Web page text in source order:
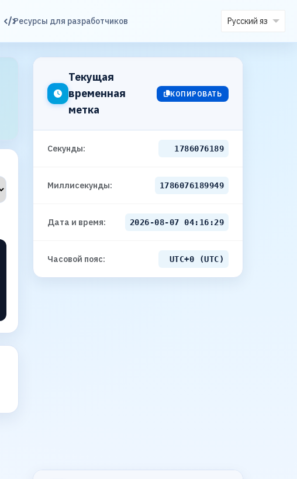
Ресурсы для разработчиков
Текущая
временная
метка
КОПИРОВАТЬ
Секунды: 1786076190
Миллисекунды: 1786076190949
Дата и время: 2026-08-07 04:16:30
Часовой пояс: UTC+0 (UTC)